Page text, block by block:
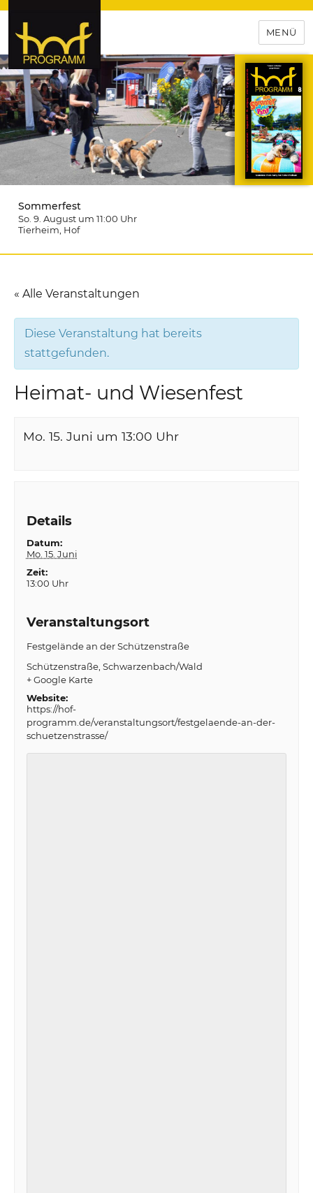
hof-programm – das
Veranstaltungsportal für
Hochfranken
MENÜ
Sommerfest
So. 9. August um 11:00 Uhr
Tierheim , Hof
« Alle Veranstaltungen
Diese Veranstaltung hat bereits
stattgefunden.
Heimat- und Wiesenfest
Mo. 15. Juni um 13:00 Uhr
Details
Datum:
Mo. 15. Juni
Zeit:
13:00 Uhr
Veranstaltungsort
Festgelände an der Schützenstraße
Schützenstraße Schwarzenbach/Wald
+ Google Karte
Website:
https://hof-
programm.de/veranstaltungsort/festgelaende-an-der-
schuetzenstrasse/